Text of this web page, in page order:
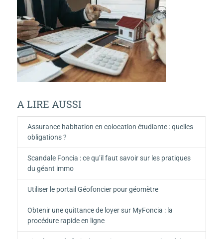
A LIRE AUSSI
Assurance habitation en colocation étudiante : quelles
obligations ?
Scandale Foncia : ce qu’il faut savoir sur les pratiques
du géant immo
Utiliser le portail Géofoncier pour géomètre
Obtenir une quittance de loyer sur MyFoncia : la
procédure rapide en ligne